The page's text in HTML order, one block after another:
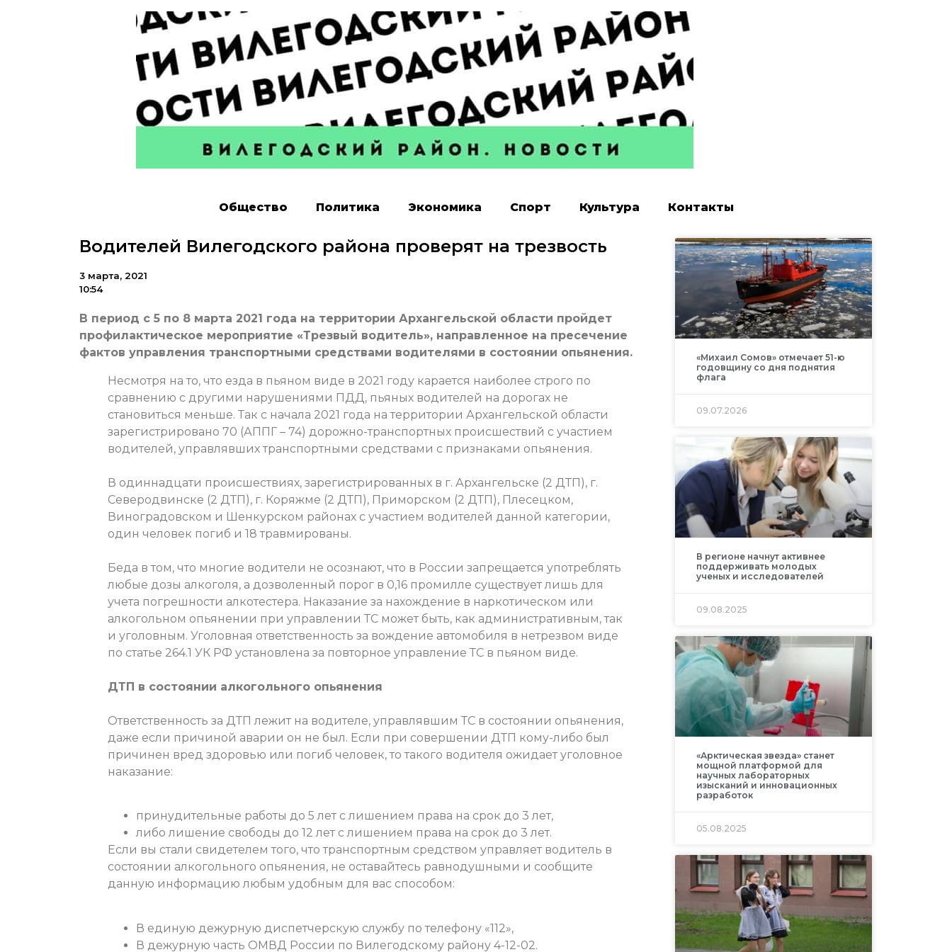
Общество Политика Экономика Спорт Культура Контакты
Водителей Вилегодского района проверят на трезвость
3 марта, 2021
10:54
В период с 5 по 8 марта 2021 года на территории Архангельской области пройдет
профилактическое мероприятие «Трезвый водитель», направленное на пресечение
фактов управления транспортными средствами водителями в состоянии опьянения.
Несмотря на то, что езда в пьяном виде в 2021 году карается наиболее строго по
сравнению с другими нарушениями ПДД, пьяных водителей на дорогах не
становиться меньше. Так с начала 2021 года на территории Архангельской области
зарегистрировано 70 (АППГ – 74) дорожно-транспортных происшествий с участием
водителей, управлявших транспортными средствами с признаками опьянения.
В одиннадцати происшествиях, зарегистрированных в г. Архангельске (2 ДТП), г.
Северодвинске (2 ДТП), г. Коряжме (2 ДТП), Приморском (2 ДТП), Плесецком,
Виноградовском и Шенкурском районах с участием водителей данной категории,
один человек погиб и 18 травмированы.
Беда в том, что многие водители не осознают, что в России запрещается употреблять
любые дозы алкоголя, а дозволенный порог в 0,16 промилле существует лишь для
учета погрешности алкотестера. Наказание за нахождение в наркотическом или
алкогольном опьянении при управлении ТС может быть, как административным, так
и уголовным. Уголовная ответственность за вождение автомобиля в нетрезвом виде
по статье 264.1 УК РФ установлена за повторное управление ТС в пьяном виде.
ДТП в состоянии алкогольного опьянения
Ответственность за ДТП лежит на водителе, управлявшим ТС в состоянии опьянения,
даже если причиной аварии он не был. Если при совершении ДТП кому-либо был
причинен вред здоровью или погиб человек, то такого водителя ожидает уголовное
наказание:
принудительные работы до 5 лет с лишением права на срок до 3 лет,
либо лишение свободы до 12 лет с лишением права на срок до 3 лет.
Если вы стали свидетелем того, что транспортным средством управляет водитель в
состоянии алкогольного опьянения, не оставайтесь равнодушными и сообщите
данную информацию любым удобным для вас способом:
В единую дежурную диспетчерскую службу по телефону «112»,
В дежурную часть ОМВД России по Вилегодскому району 4-12-02.
«Михаил Сомов» отмечает 51-ю
годовщину со дня поднятия
флага
09.07.2026
В регионе начнут активнее
поддерживать молодых
ученых и исследователей
09.08.2025
«Арктическая звезда» станет
мощной платформой для
научных лабораторных
изысканий и инновационных
разработок
05.08.2025